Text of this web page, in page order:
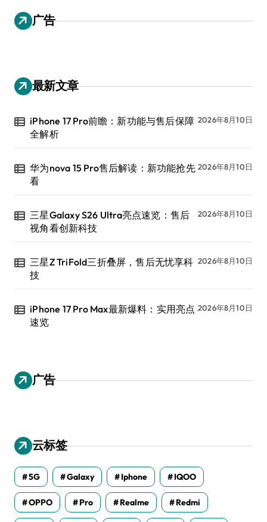
广告
最新文章
iPhone 17 Pro前瞻：新功能与售后保障
全解析
2026年8月10日
华为nova 15 Pro售后解读：新功能抢先
看
2026年8月10日
三星Galaxy S26 Ultra亮点速览：售后
视角看创新科技
2026年8月10日
三星Z TriFold三折叠屏，售后无忧享科
技
2026年8月10日
iPhone 17 Pro Max最新爆料：实用亮点
速览
2026年8月10日
广告
云标签
5G Galaxy Iphone IQOO
OPPO Pro Realme Redmi